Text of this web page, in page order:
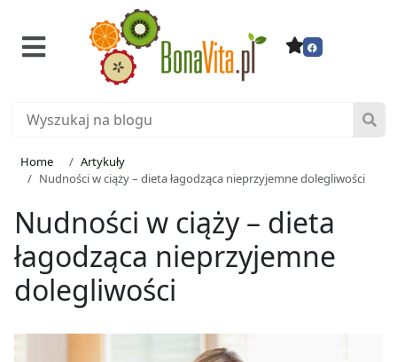
Home
Artykuły
Nudności w ciąży – dieta łagodząca nieprzyjemne dolegliwości
Nudności w ciąży – dieta
łagodząca nieprzyjemne
dolegliwości